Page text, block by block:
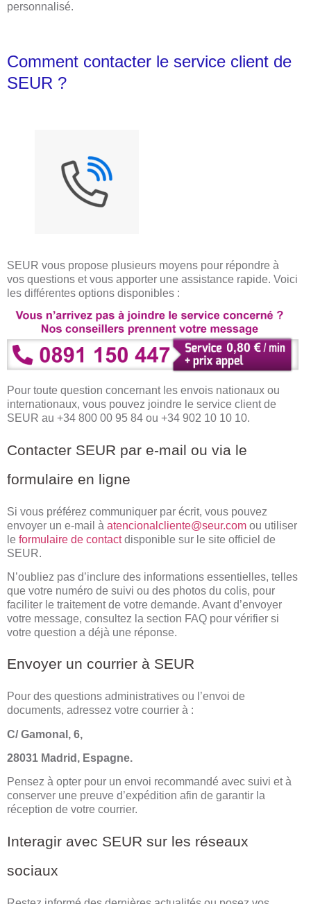
personnalisé.
Comment contacter le service client de
SEUR ?
SEUR vous propose plusieurs moyens pour répondre à
vos questions et vous apporter une assistance rapide. Voici
les différentes options disponibles :
Pour toute question concernant les envois nationaux ou
internationaux, vous pouvez joindre le service client de
SEUR au +34 800 00 95 84 ou +34 902 10 10 10.
Contacter SEUR par e-mail ou via le
formulaire en ligne
Si vous préférez communiquer par écrit, vous pouvez
envoyer un e-mail à atencionalcliente@seur.com ou utiliser
le formulaire de contactdisponible sur le site officiel de
SEUR.
N’oubliez pas d’inclure des informations essentielles, telles
que votre numéro de suivi ou des photos du colis, pour
faciliter le traitement de votre demande. Avant d’envoyer
votre message, consultez la section FAQ pour vérifier si
votre question a déjà une réponse.
Envoyer un courrier à SEUR
Pour des questions administratives ou l’envoi de
documents, adressez votre courrier à :
C/ Gamonal, 6,
28031 Madrid, Espagne.
Pensez à opter pour un envoi recommandé avec suivi et à
conserver une preuve d’expédition afin de garantir la
réception de votre courrier.
Interagir avec SEUR sur les réseaux
sociaux